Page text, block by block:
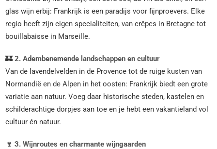
glas wijn erbij: Frankrijk is een paradijs voor fijnproevers. Elke
regio heeft zijn eigen specialiteiten, van crêpes in Bretagne tot
bouillabaisse in Marseille.
🏰 2. Adembenemende landschappen en cultuur
Van de lavendelvelden in de Provence tot de ruige kusten van
Normandië en de Alpen in het oosten: Frankrijk biedt een grote
variatie aan natuur. Voeg daar historische steden, kastelen en
schilderachtige dorpjes aan toe en je hebt een vakantieland vol
cultuur én natuur.
🍷 3. Wijnroutes en charmante wijngaarden